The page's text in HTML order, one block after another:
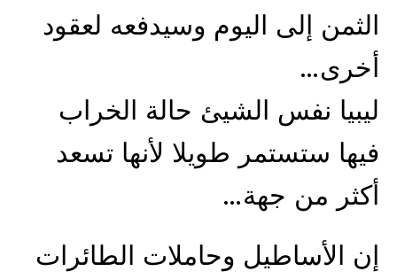
الثمن إلى اليوم وسيدفعه لعقود
أخرى…
ليبيا نفس الشيئ حالة الخراب
فيها ستستمر طويلا لأنها تسعد
أكثر من جهة…
إن الأساطيل وحاملات الطائرات